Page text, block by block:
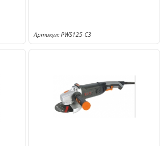
Артикул: PWS125-C3